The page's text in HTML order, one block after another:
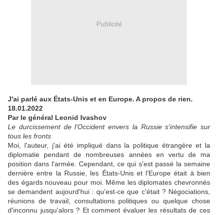
Publicité
J'ai parlé aux États-Unis et en Europe. A propos de rien.
18.01.2022
Par le général Leonid Ivashov
Le durcissement de l'Occident envers la Russie s'intensifie sur
tous les fronts
Moi, l'auteur, j'ai été impliqué dans la politique étrangère et la
diplomatie pendant de nombreuses années en vertu de ma
position dans l'armée. Cependant, ce qui s'est passé la semaine
dernière entre la Russie, les États-Unis et l'Europe était à bien
des égards nouveau pour moi. Même les diplomates chevronnés
se demandent aujourd'hui : qu'est-ce que c'était ? Négociations,
réunions de travail, consultations politiques ou quelque chose
d'inconnu jusqu'alors ? Et comment évaluer les résultats de ces